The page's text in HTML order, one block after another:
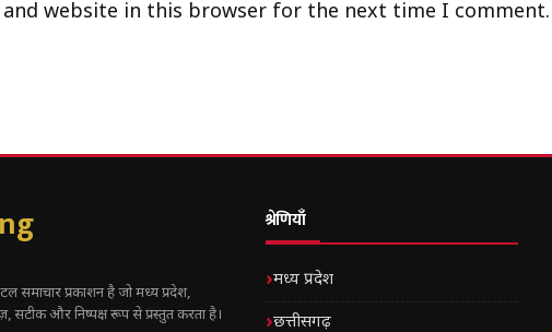
and website in this browser for the next time I comment.
समाचार प्रकाशन है जो मध्य प्रदेश,
और निष्पक्ष रूप से प्रस्तुत करता है।
श्रेणियाँ
मध्य प्रदेश
छत्तीसगढ़